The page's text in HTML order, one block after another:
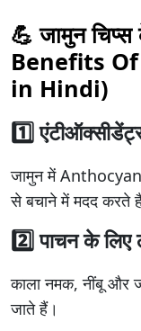
💪 जामुन
Benefits
in Hindi)
1️⃣
जामुन में
से बचाने में मदद करते
2️⃣ पाचन के लिए
काला नमक, नींबू और
जाते हैं।